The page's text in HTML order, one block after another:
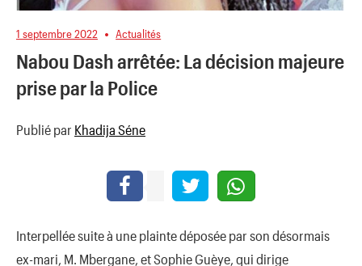
1 septembre 2022 Actualités
Nabou Dash arrêtée: La décision majeure
prise par la Police
Publié par Khadija Séne
Interpellée suite à une plainte déposée par son désormais
ex-mari, M. Mbergane, et Sophie Guèye, qui dirige